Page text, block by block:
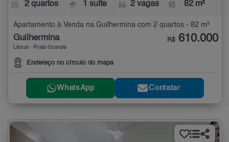
2 quartos 1 suíte 2 vagas 82 m²
Apartamento à Venda na Guilhermina com 2 quartos - 82 m²
Guilhermina
Litoral - Praia Grande
Endereço no círculo do mapa
R$ 610.000
WhatsApp Contatar